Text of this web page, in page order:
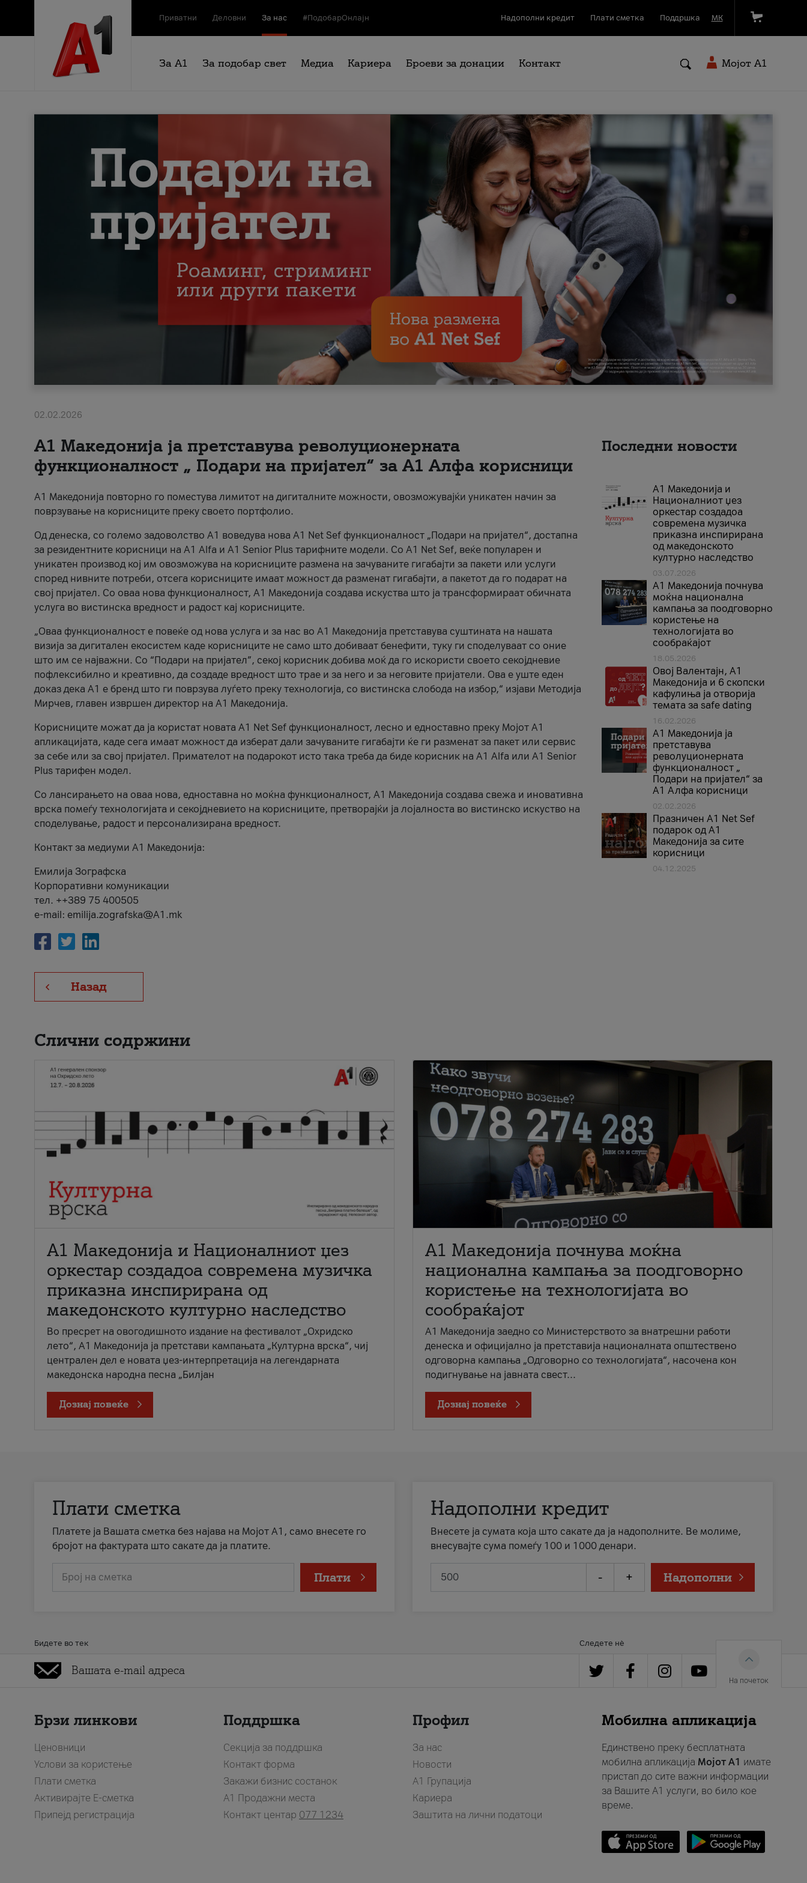
Приватни Деловни За нас #ПодобарОнлајн Надополни кредит Плати сметка Поддршка МК
За А1 За подобар свет Медиа Кариера Броеви за донации Контакт Мојот A1
02.02.2026
А1 Македонија ја претставува револуционерната
функционалност „ Подари на пријател“ за А1 Алфа корисници
А1 Македонија повторно го поместува лимитот на дигиталните можности, овозможувајќи уникатен начин за
поврзување на корисниците преку своето портфолио.
Од денеска, со големо задоволство А1 воведува нова A1 Net Sef функционалност „Подари на пријател“, достапна
за резидентните корисници на А1 Alfa и A1 Senior Plus тарифните модели. Со A1 Net Sef, веќе популарен и
уникатен производ кој им овозможува на корисниците размена на зачуваните гигабајти за пакети или услуги
според нивните потреби, отсега корисниците имаат можност да разменат гигабајти, а пакетот да го подарат на
свој пријател. Со оваа нова функционалност, А1 Македонија создава искуства што ја трансформираат обичната
услуга во вистинска вредност и радост кај корисниците.
„Оваа функционалност е повеќе од нова услуга и за нас во А1 Македонија претставува суштината на нашата
визија за дигитален екосистем каде корисниците не само што добиваат бенефити, туку ги споделуваат со оние
што им се најважни. Со “Подари на пријател”, секој корисник добива моќ да го искористи своето секојдневие
пофлексибилно и креативно, да создаде вредност што трае и за него и за неговите пријатели. Ова е уште еден
доказ дека А1 е бренд што ги поврзува луѓето преку технологија, со вистинска слобода на избор,“ изјави Методија
Мирчев, главен извршен директор на А1 Македонија.
Корисниците можат да ја користат новата А1 Net Sef функционалност, лесно и едноставно преку Мојот А1
апликацијата, каде сега имаат можност да изберат дали зачуваните гигабајти ќе ги разменат за пакет или сервис
за себе или за свој пријател. Примателот на подарокот исто така треба да биде корисник на А1 Alfa или A1 Senior
Plus тарифен модел.
Со лансирањето на оваа нова, едноставна но моќна функционалност, А1 Македонија создава свежа и иновативна
врска помеѓу технологијата и секојдневието на корисниците, претворајќи ја лојалноста во вистинско искуство на
споделување, радост и персонализирана вредност.
Контакт за медиуми А1 Македонија:
Емилија Зографска
Корпоративни комуникации
тел. ++389 75 400505
e-mail: emilija.zografska@A1.mk
Назад
Последни новости
А1 Македонија и
Националниот џез
оркестар создадоа
современа музичка
приказна инспирирана
од македонското
културно наследство
03.07.2026
A1 Македонија почнува
моќна национална
кампања за поодговорно
користење на
технологијата во
сообраќајот
18.05.2026
Овој Валентајн, A1
Македонија и 6 скопски
кафулиња ја отворија
темата за safe dating
16.02.2026
А1 Македонија ја
претставува
револуционерната
функционалност „
Подари на пријател“ за
А1 Алфа корисници
02.02.2026
Празничен A1 Net Sеf
подарок од А1
Македонија за сите
корисници
04.12.2025
Слични содржини
А1 Македонија и Националниот џез
оркестар создадоа современа музичка
приказна инспирирана од
македонското културно наследство
Во пресрет на овогодишното издание на фестивалот „Охридско
лето“, А1 Македонија ја претстави кампањата „Културна врска“, чиј
централен дел е новата џез-интерпретација на легендарната
македонска народна песна „Билјан
Дознај повеќе
A1 Македонија почнува моќна
национална кампања за поодговорно
користење на технологијата во
сообраќајот
A1 Македонија заедно со Министерството за внатрешни работи
денеска и официјално ја претставија националната општествено
одговорна кампања „Одговорно со технологијата“, насочена кон
подигнување на јавната свест...
Дознај повеќе
Плати сметка
Платете ја Вашата сметка без најава на Мојот А1, само внесете го
бројот на фактурата што сакате да ја платите.
Број на сметка Плати
Надополни кредит
Внесете ја сумата која што сакате да ја надополните. Ве молиме,
внесувајте сума помеѓу 100 и 1000 денари.
- + Надополни
Бидете во тек Следете нè
На почеток
Брзи линкови
Ценовници
Услови за користење
Плати сметка
Активирајте Е-сметка
Припејд регистрација
Поддршка
Секција за поддршка
Контакт форма
Закажи бизнис состанок
A1 Продажни места
Контакт центар 077 1234
Профил
За нас
Новости
А1 Групација
Кариера
Заштита на лични податоци
Мобилна апликација
Единствено преку бесплатната
мобилна апликација Мојот A1 имате
пристап до сите важни информации
за Вашите A1 услуги, во било кое
време.